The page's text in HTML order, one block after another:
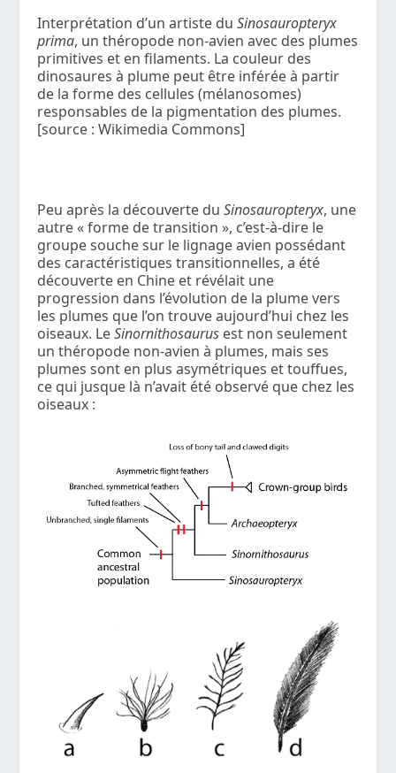
Interprétation d’un artiste duSinosauropteryx
prima, un théropode non-avien avec des plumes
primitives et en filaments. La couleur des
dinosaures à plume peut être inférée à partir
de la forme des cellules (mélanosomes)
responsables de la pigmentation des plumes.
[source : Wikimedia Commons]
Peu après la découverte duSinosauropteryx, une
autre « forme de transition », c’est-à-dire le
groupe souche sur le lignage avien possédant
des caractéristiques transitionnelles, a été
découverte en Chine et révélait une
progression dans l’évolution de la plume vers
les plumes que l’on trouve aujourd’hui chez les
oiseaux. LeSinornithosaurus est non seulement
un théropode non-avien à plumes, mais ses
plumes sont en plus asymétriques et touffues,
ce qui jusque là n’avait été observé que chez les
oiseaux :